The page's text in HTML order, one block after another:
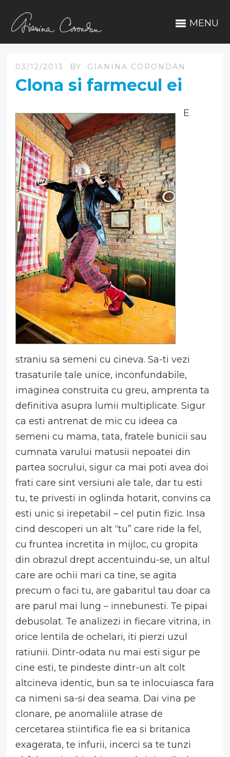
MENU
03/12/2013 BY GIANINA CORONDAN
Clona si farmecul ei
E
straniu sa semeni cu cineva. Sa-ti vezi
trasaturile tale unice, inconfundabile,
imaginea construita cu greu, amprenta ta
definitiva asupra lumii multiplicate. Sigur
ca esti antrenat de mic cu ideea ca
semeni cu mama, tata, fratele bunicii sau
cumnata varului matusii nepoatei din
partea socrului, sigur ca mai poti avea doi
frati care sint versiuni ale tale, dar tu esti
tu, te privesti in oglinda hotarit, convins ca
esti unic si irepetabil – cel putin fizic. Insa
cind descoperi un alt “tu” care ride la fel,
cu fruntea incretita in mijloc, cu gropita
din obrazul drept accentuindu-se, un altul
care are ochii mari ca tine, se agita
precum o faci tu, are gabaritul tau doar ca
are parul mai lung – innebunesti. Te pipai
debusolat. Te analizezi in fiecare vitrina, in
orice lentila de ochelari, iti pierzi uzul
ratiunii. Dintr-odata nu mai esti sigur pe
cine esti, te pindeste dintr-un alt colt
altcineva identic, bun sa te inlocuiasca fara
ca nimeni sa-si dea seama. Dai vina pe
clonare, pe anomaliile atrase de
cercetarea stiintifica fie ea si britanica
exagerata, te infurii, incerci sa te tunzi